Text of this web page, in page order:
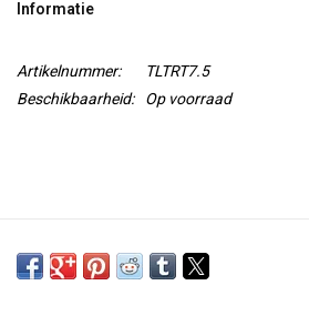
Informatie
Artikelnummer:
TLTRT7.5
Beschikbaarheid:
Op voorraad